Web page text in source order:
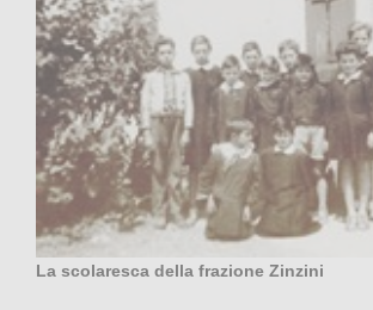
La scolaresca della frazione Zinzini